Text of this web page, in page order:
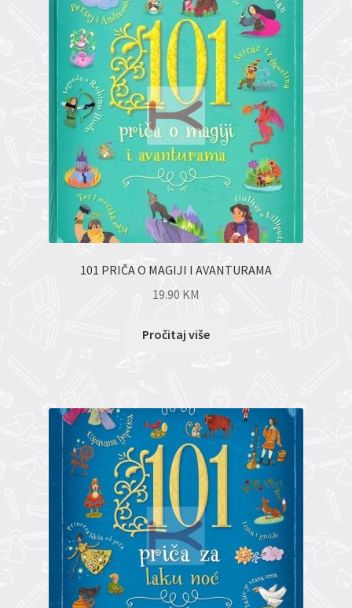
101 PRIČA O MAGIJI I AVANTURAMA
19.90 KM
Pročitaj više